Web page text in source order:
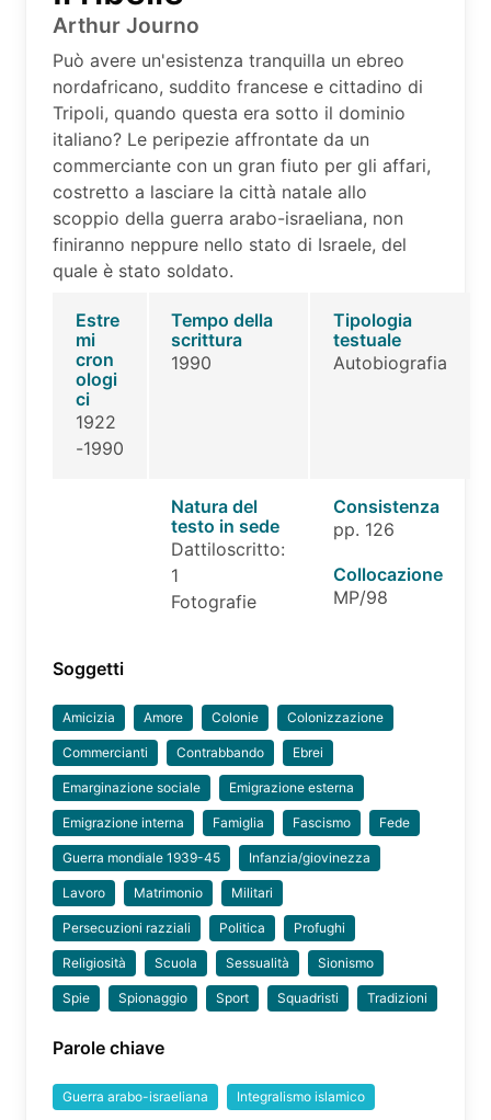
Arthur Journo
Può avere un'esistenza tranquilla un ebreo
nordafricano, suddito francese e cittadino di
Tripoli, quando questa era sotto il dominio
italiano? Le peripezie affrontate da un
commerciante con un gran fiuto per gli affari,
costretto a lasciare la città natale allo
scoppio della guerra arabo-israeliana, non
finiranno neppure nello stato di Israele, del
quale è stato soldato.
Estre
mi
cron
ologi
ci
1922
-1990
Tempo della
scrittura
1990
Tipologia
testuale
Autobiografia
Natura del
testo in sede
Dattiloscritto:
1
Fotografie
Consistenza
pp. 126
Collocazione
MP/98
Soggetti
Amicizia Amore Colonie Colonizzazione
Commercianti Contrabbando Ebrei
Emarginazione sociale Emigrazione esterna
Emigrazione interna Famiglia Fascismo Fede
Guerra mondiale 1939-45 Infanzia/giovinezza
Lavoro Matrimonio Militari
Persecuzioni razziali Politica Profughi
Religiosità Scuola Sessualità Sionismo
Spie Spionaggio Sport Squadristi Tradizioni
Parole chiave
Guerra arabo-israeliana Integralismo islamico